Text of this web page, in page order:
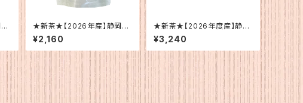
★新茶★【2026年産】静岡
産 ティーバッグ緑茶（水・お
湯用）
¥2,160
★新茶★【2026年度産】静岡
産 荒茶
¥3,240